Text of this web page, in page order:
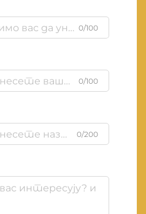
0/100
0/100
0/200